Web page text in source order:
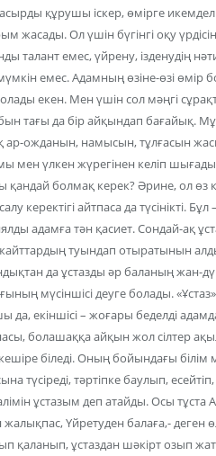
құрушы іскер, өмірге
жасады. Ол үшін бүгінгі оқу
талант емес, үйрену, ізденудің
емес. Адамның өзіне-өзі
екен. Мен үшін сол мәңгі
тағы да бір айқындап бағайық.
ожданын, намысын, тұлғасын
мен үлкен жүрегінен келіп
қандай болмақ керек? Әрине, ол өз
керектігі айтпаса да түсінікті.
адамға тән қасиет. Сондай-ақ
туындап отыратынын
да ұстазды әр баланың жан-
мүсіншісі деуге болады. «Ұстаз»
да, екіншісі – жоғары беделді
болашаққа айқын жол сілтер
біледі. Оның бойындағы
түсіреді, тәртіпке баулып,
ұстазым деп атайды. Осы
жалықпас, Үйретуден балаға,- деген
қаланып, ұстаздан шәкірт озып